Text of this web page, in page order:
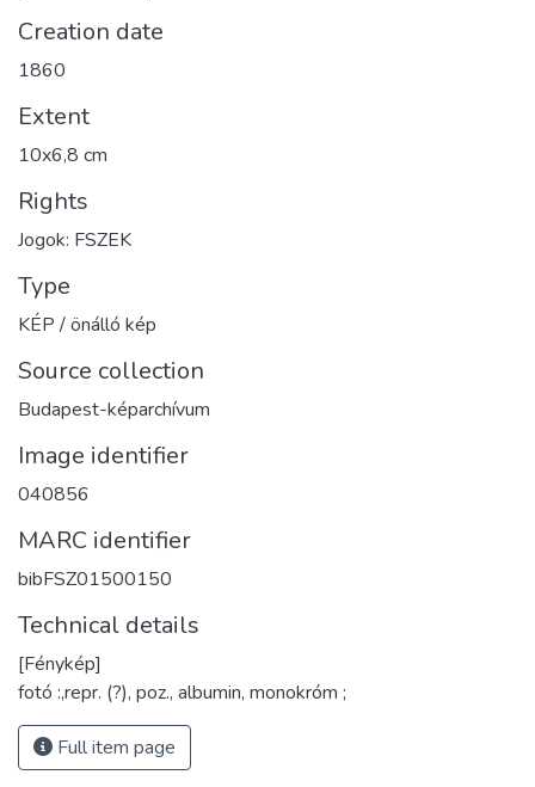
Creation date
1860
Extent
10x6,8 cm
Rights
Jogok: FSZEK
Type
KÉP / önálló kép
Source collection
Budapest-képarchívum
Image identifier
040856
MARC identifier
bibFSZ01500150
Technical details
[Fénykép]
fotó :,repr. (?), poz., albumin, monokróm ;
Full item page